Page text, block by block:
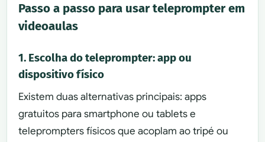
Passo a passo para usar teleprompter em
videoaulas
1. Escolha do teleprompter: app ou
dispositivo físico
Existem duas alternativas principais: apps
gratuitos para smartphone ou tablets e
teleprompters físicos que acoplam ao tripé ou